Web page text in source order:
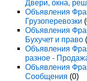
Двери, окна,
Объявления
Грузоперевозки
Объявления
Бухучет и право
Объявления
разное -
Объявления
Сообщения (0)